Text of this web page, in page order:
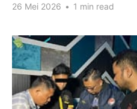
26 Mei 2026 • 1 min read